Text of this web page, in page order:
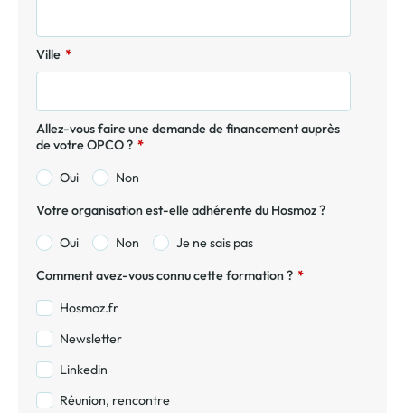
Ville *
Allez-vous faire une demande de financement auprès
de votre OPCO ? *
Oui
Non
Votre organisation est-elle adhérente du Hosmoz ?
Oui
Non
Je ne sais pas
Comment avez-vous connu cette formation ? *
Hosmoz.fr
Newsletter
Linkedin
Réunion, rencontre